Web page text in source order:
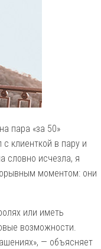
пара «за 50»
клиенткой в пару и
словно исчезла, я
моментом: они
или иметь
возможности.
— объясняет